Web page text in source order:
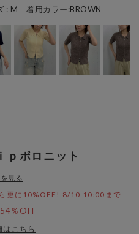
: M 着用カラー:BROWN
ｐポロニット
見る
更に10%OFF! 8/10 10:00まで
54％OFF
はこちら